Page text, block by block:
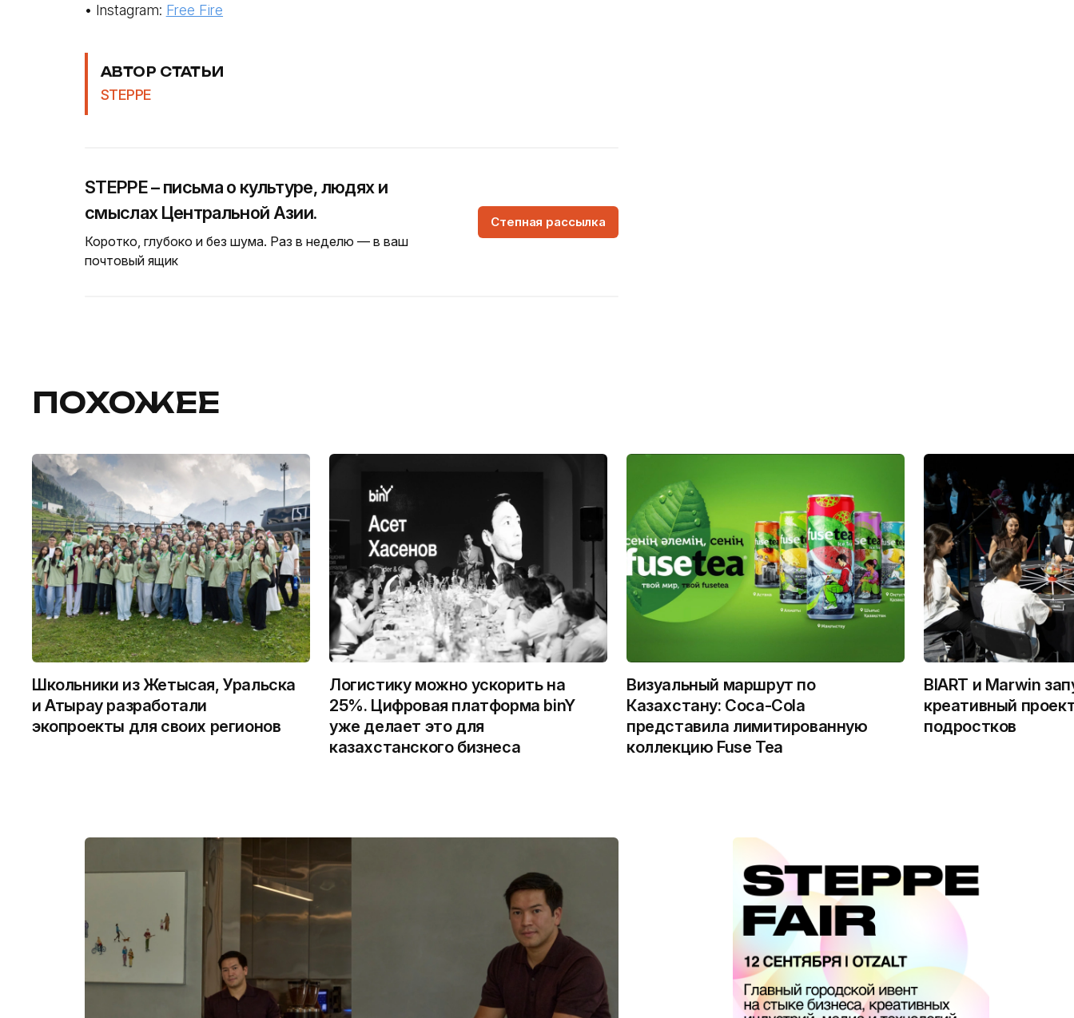
• Instagram: Free Fire
АВТОР СТАТЬИ
STEPPE
STEPPE – письма о культуре, людях и
смыслах Центральной Азии.
Коротко, глубоко и без шума. Раз в неделю — в ваш
почтовый ящик
Степная рассылка
ПОХОЖЕЕ
Школьники из Жетысая, Уральска
и Атырау разработали
экопроекты для своих регионов
Логистику можно ускорить на
25%. Цифровая платформа binY
уже делает это для
казахстанского бизнеса
Визуальный маршрут по
Казахстану: Coca-Cola
представила лимитированную
коллекцию Fuse Tea
BIART и Marwin
креативный
подростков